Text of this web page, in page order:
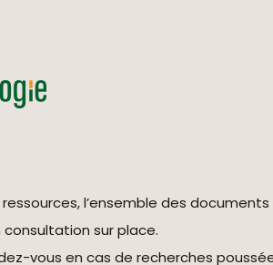
l’ensemble des
sur place.
vous en cas de recherches